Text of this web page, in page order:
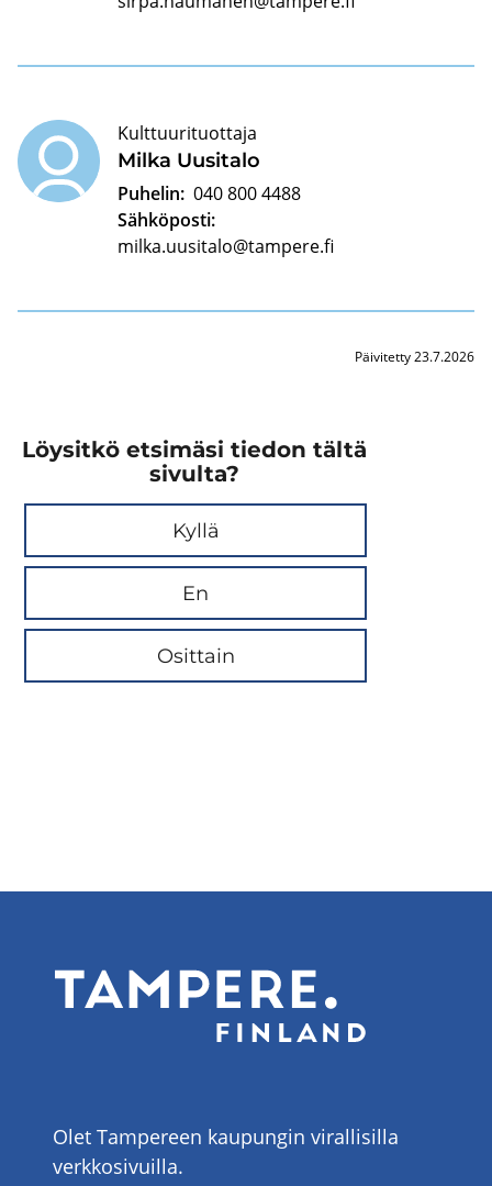
Milka Uusi­ta­lo
Kulttuurituottaja
Puhelin: 040 800 4488
Sähköposti:
milka.uusitalo@tampere.fi
Päivitetty 23.7.2026
Löysitkö etsimäsi tiedon tältä
sivulta?
Kyllä
En
Osittain
Olet Tampereen kaupungin virallisilla
verkkosivuilla.